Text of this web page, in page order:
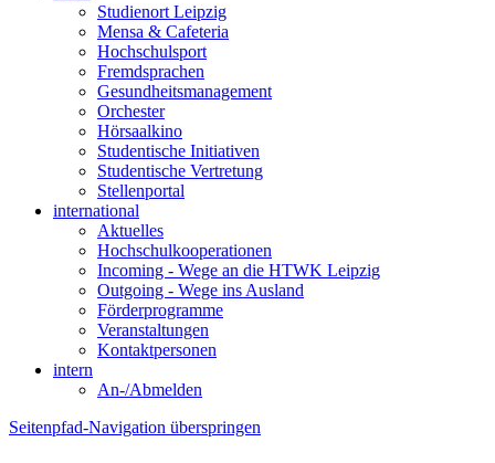
Studienort Leipzig
Mensa & Cafeteria
Hochschulsport
Fremdsprachen
Gesundheitsmanagement
Orchester
Hörsaalkino
Studentische Initiativen
Studentische Vertretung
Stellenportal
international
Aktuelles
Hochschulkooperationen
Incoming - Wege an die HTWK Leipzig
Outgoing - Wege ins Ausland
Förderprogramme
Veranstaltungen
Kontaktpersonen
intern
An-/Abmelden
Seitenpfad-Navigation überspringen